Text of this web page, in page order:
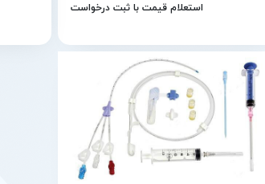
استعلام قیمت با ثبت درخواست